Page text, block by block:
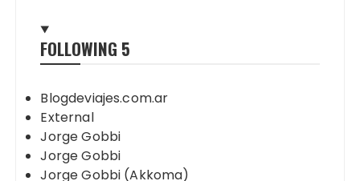
FOLLOWING 5
Blogdeviajes.com.ar
External
Jorge Gobbi
Jorge Gobbi
Jorge Gobbi (Akkoma)